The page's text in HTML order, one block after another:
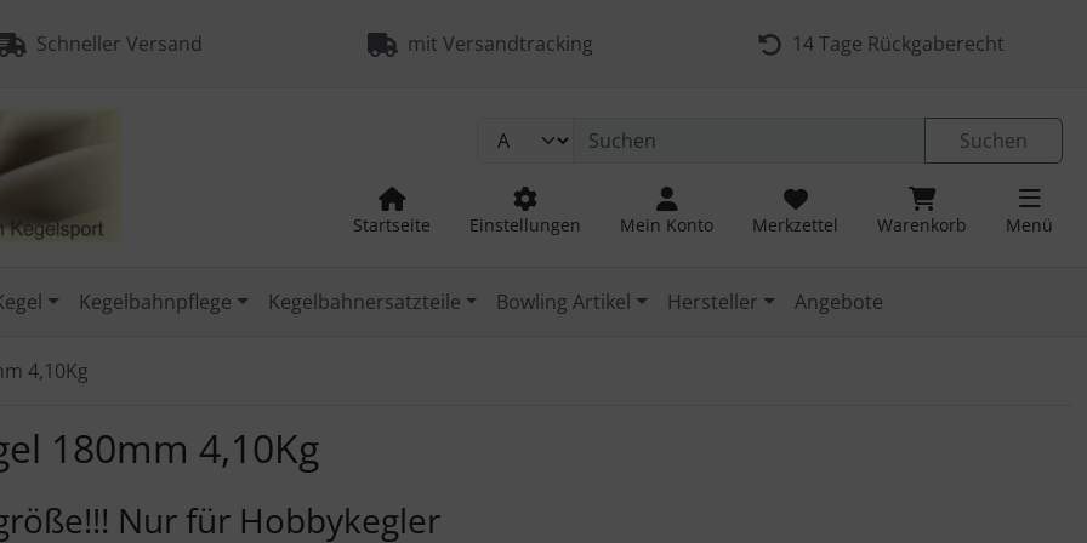
Schneller Versand mit Versandtracking 14 Tage Rückgaberecht
Suchen
Startseite Einstellungen Mein Konto Merkzettel Warenkorb Menü
Kegelbahnpflege Kegelbahnersatzteile Bowling Artikel Hersteller Angebote
4,10Kg
180mm 4,10Kg
Nur für Hobbykegler